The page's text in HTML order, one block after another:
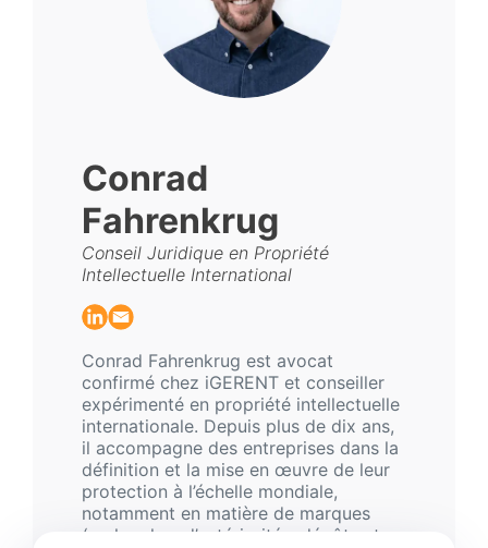
Conrad
Fahrenkrug
Conseil Juridique en Propriété
Intellectuelle International
Conrad Fahrenkrug est avocat
confirmé chez iGERENT et conseiller
expérimenté en propriété intellectuelle
internationale. Depuis plus de dix ans,
il accompagne des entreprises dans la
définition et la mise en œuvre de leur
protection à l’échelle mondiale,
notamment en matière de marques
(recherches d’antériorités, dépôts et